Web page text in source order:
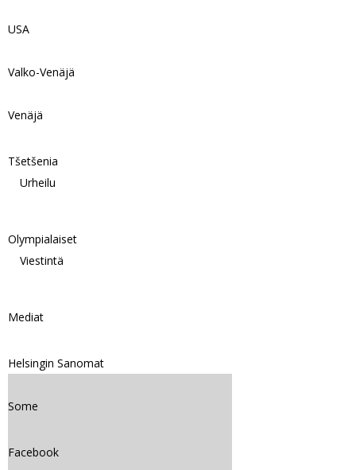
USA
Valko-Venäjä
Venäjä
Tšetšenia
Urheilu
Olympialaiset
Viestintä
Mediat
Helsingin Sanomat
Some
Facebook